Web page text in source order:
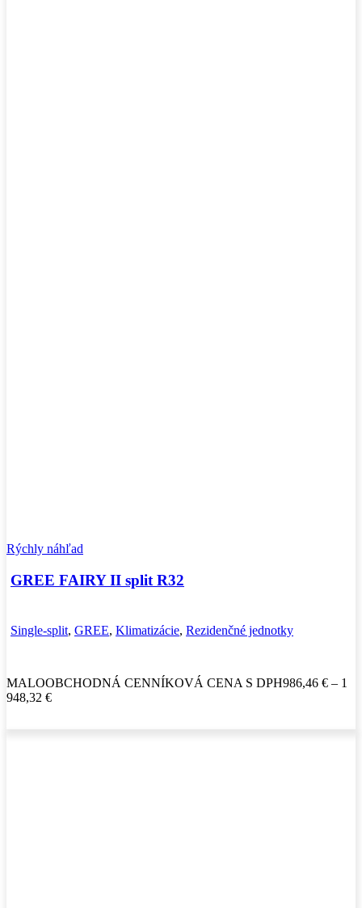
Rýchly náhľad
GREE FAIRY II split R32
Single-split, GREE, Klimatizácie, Rezidenčné jednotky
MALOOBCHODNÁ CENNÍKOVÁ CENA S DPH986,46 € – 1
948,32 €Price